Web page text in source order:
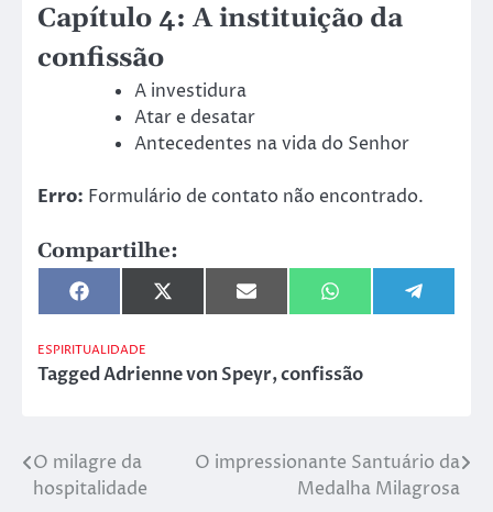
Capítulo 4: A instituição da
confissão
A investidura
Atar e desatar
Antecedentes na vida do Senhor
Erro: Formulário de contato não encontrado.
Compartilhe:
Share
on
Share
on
Share
on
Share
on
Share
on
ESPIRITUALIDADE
TaggedAdrienne von Speyr,confissão
Navegação
O milagre da
hospitalidade
O impressionante Santuário da
Medalha Milagrosa